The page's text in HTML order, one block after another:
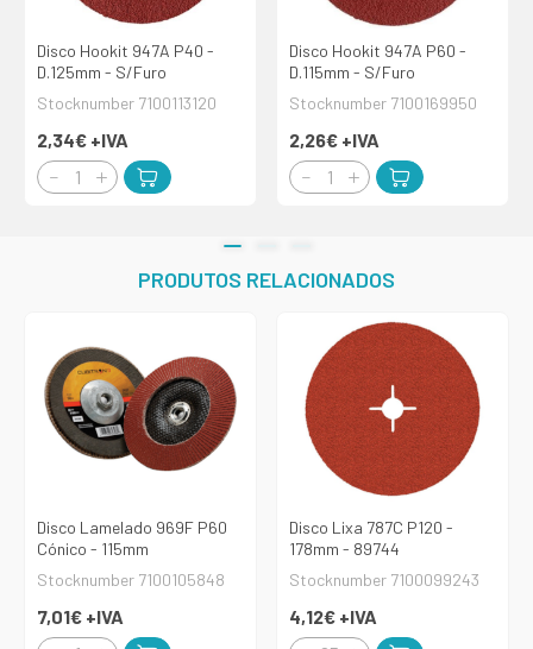
Disco Hookit 947A P40 -
D.125mm - S/Furo
Stocknumber 7100113120
2,34€ +IVA
Disco Hookit 947A P60 -
D.115mm - S/Furo
Stocknumber 7100169950
2,26€ +IVA
PRODUTOS RELACIONADOS
Disco Lamelado 969F P60
Cónico - 115mm
Stocknumber 7100105848
7,01€ +IVA
Disco Lixa 787C P120 -
178mm - 89744
Stocknumber 7100099243
4,12€ +IVA